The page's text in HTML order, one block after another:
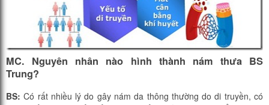
MC. Nguyên nhân nào hình thành nám thưa BS
Trung?
BS:Có rất nhiều lý do gây nám da thông thường do di truyền, có